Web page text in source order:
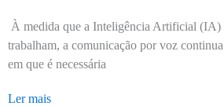
À medida que a Inteligência Artificial (IA)
trabalham, a comunicação por voz
em que é necessária
Ler mais